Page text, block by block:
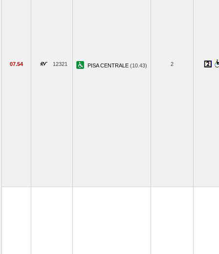
07.54 12321 PISA CENTRALE (10.43) 2